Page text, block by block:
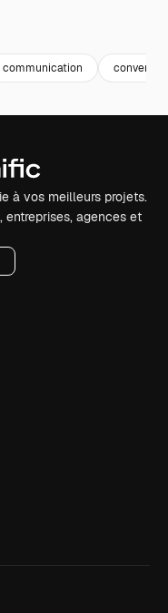
communication
à vos meilleurs projets.
entreprises, agences et